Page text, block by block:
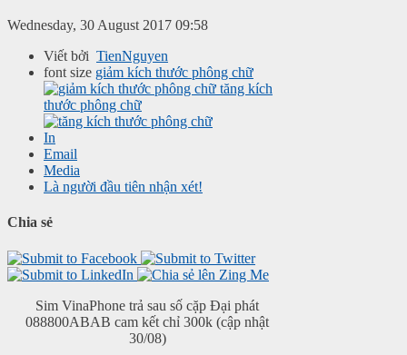
Wednesday, 30 August 2017 09:58
Viết bởi TienNguyen
font size giảm kích thước phông chữ
tăng kích
thước phông chữ
In
Email
Media
Là người đầu tiên nhận xét!
Chia sẻ
Sim VinaPhone trả sau số cặp Đại phát
088800ABAB cam kết chỉ 300k (cập nhật
30/08)